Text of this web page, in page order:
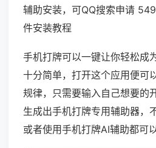
辅助安装，可QQ搜索申请
件安装教程
手机打牌可以一键让你轻松成
十分简单，打开这个应用便可
规律，只需要输入自己想要的
生成出手机打牌专用辅助器，
或者使用手机打牌AI辅助都可